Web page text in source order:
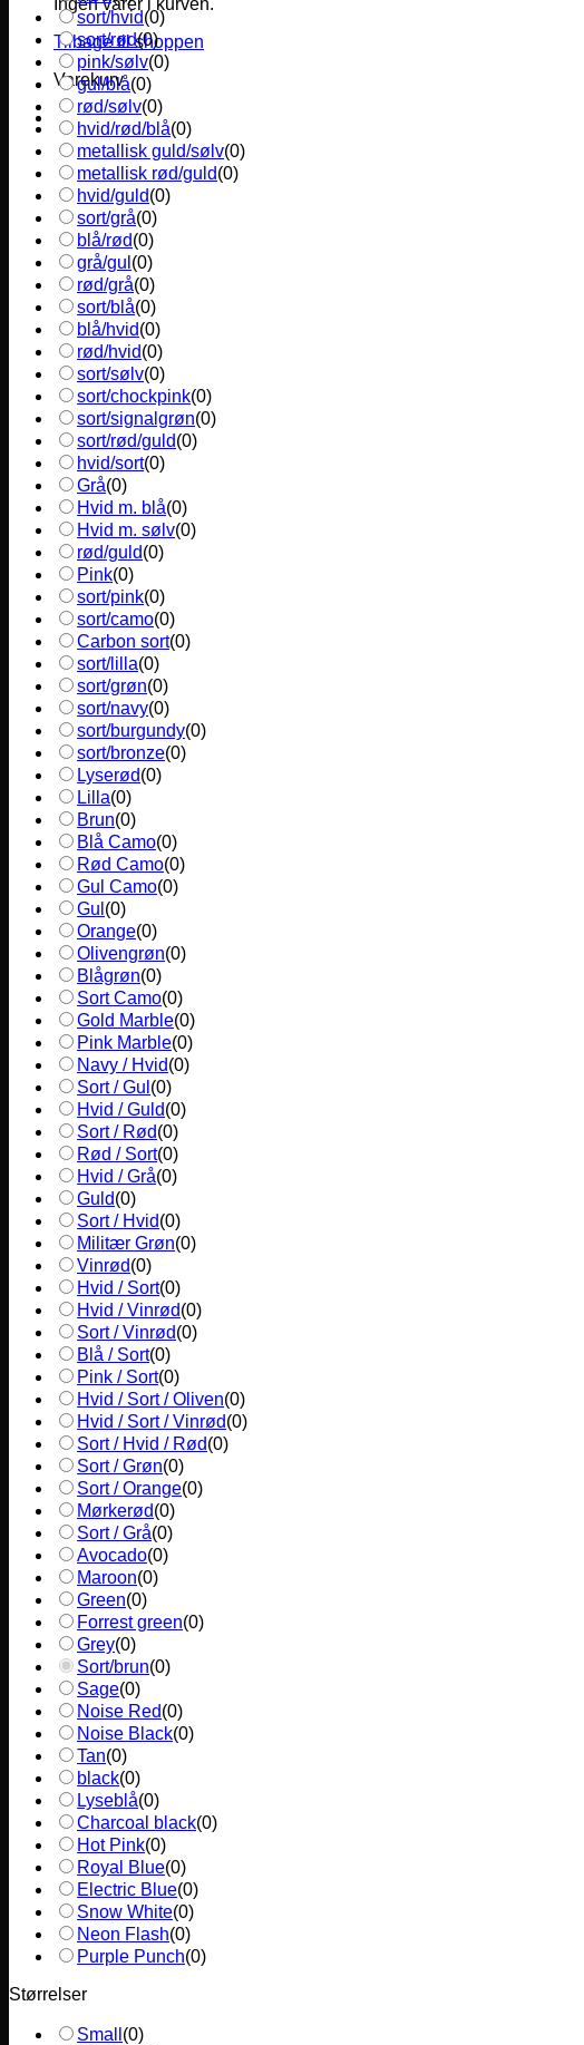
Ingen varer i kurven.
Tilbage til shoppen
Varekurv
sort/hvid(0)
sort/rød(0)
pink/sølv(0)
gul/blå(0)
rød/sølv(0)
hvid/rød/blå(0)
metallisk guld/sølv(0)
metallisk rød/guld(0)
hvid/guld(0)
sort/grå(0)
blå/rød(0)
grå/gul (0)
rød/grå(0)
sort/blå(0)
blå/hvid(0)
rød/hvid(0)
sort/sølv(0)
sort/chockpink(0)
sort/signalgrøn(0)
sort/rød/guld(0)
hvid/sort(0)
Grå(0)
Hvid m. blå(0)
Hvid m. sølv(0)
rød/guld(0)
Pink(0)
sort/pink(0)
sort/camo(0)
Carbon sort(0)
sort/lilla(0)
sort/grøn(0)
sort/navy(0)
sort/burgundy(0)
sort/bronze(0)
Lyserød(0)
Lilla(0)
Brun(0)
Blå Camo(0)
Rød Camo(0)
Gul Camo(0)
Gul (0)
Orange(0)
Olivengrøn(0)
Blågrøn(0)
Sort Camo(0)
Gold Marble(0)
Pink Marble(0)
Navy / Hvid(0)
Sort / Gul (0)
Hvid / Guld(0)
Sort / Rød(0)
Rød / Sort(0)
Hvid / Grå(0)
Guld(0)
Sort / Hvid(0)
Militær Grøn(0)
Vinrød(0)
Hvid / Sort(0)
Hvid / Vinrød(0)
Sort / Vinrød(0)
Blå / Sort(0)
Pink / Sort(0)
Hvid / Sort / Oliven(0)
Hvid / Sort / Vinrød(0)
Sort / Hvid / Rød(0)
Sort / Grøn(0)
Sort / Orange(0)
Mørkerød(0)
Sort / Grå(0)
Avocado(0)
Maroon(0)
Green(0)
Forrest green(0)
Grey(0)
Sort/brun(0)
Sage(0)
Noise Red(0)
Noise Black(0)
Tan(0)
black(0)
Lyseblå(0)
Charcoal black(0)
Hot Pink(0)
Royal Blue(0)
Electric Blue(0)
Snow White(0)
Neon Flash(0)
Purple Punch(0)
Størrelser
Small (0)